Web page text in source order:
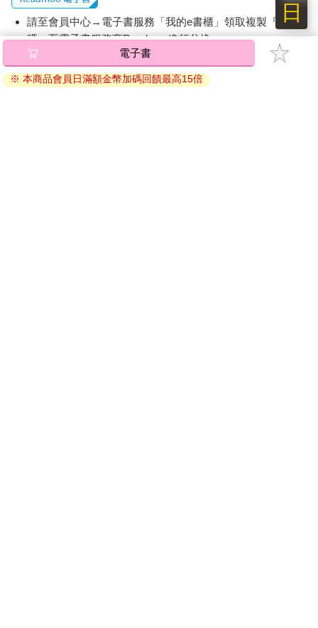
請至會員中心→電子書服務「我的e書櫃」領取複製『兌換
碼』至電子書服務商Readmoo進行兌換。
退換貨須知：
因版權保護，您在金石堂所購買的電子書僅能以金石堂專屬
電子書
※ 本商品會員日滿額金幣加碼回饋最高15倍
日